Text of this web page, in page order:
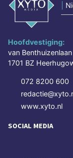
Hoofdvestiging:
van Benthuizenlaan
1701 BZ
072 8200 600
www.xyto.nl
SOCIAL MEDIA